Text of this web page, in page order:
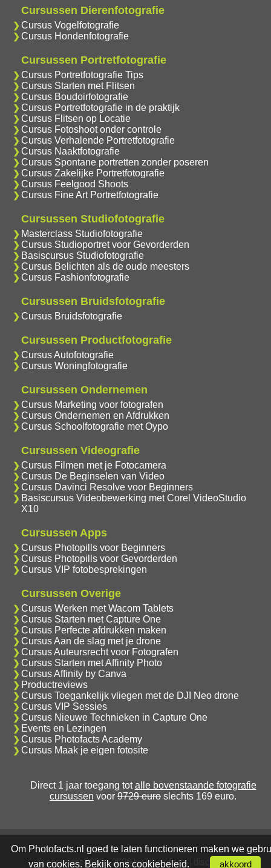
Cursussen Dierenfotografie
Cursus Vogelfotografie
Cursus Hondenfotografie
Cursussen Portretfotografie
Cursus Portretfotografie Tips
Cursus Starten met Flitsen
Cursus Boudoirfotografie
Cursus Portretfotografie in de praktijk
Cursus Flitsen op Locatie
Cursus Fotoshoot onder controle
Cursus Verhalende Portretfotografie
Cursus Naaktfotografie
Cursus Spontane portretten zonder poseren
Cursus Zakelijke Portretfotografie
Cursus Feelgood Shoots
Cursus Fine Art Portretfotografie
Cursussen Studiofotografie
Masterclass Studiofotografie
Cursus Studioportret voor Gevorderden
Basiscursus Studiofotografie
Cursus Belichten als de oude meesters
Cursus Fashionfotografie
Cursussen Bruidsfotografie
Cursus Bruidsfotografie
Cursussen Productfotografie
Cursus Autofotografie
Cursus Woningfotografie
Cursussen Ondernemen
Cursus Marketing voor fotografen
Cursus Ondernemen en Afdrukken
Cursus Schoolfotografie met Oypo
Cursussen Videografie
Cursus Filmen met je Fotocamera
Cursus De Beginselen van Video
Cursus Davinci Resolve voor Beginners
Basiscursus Videobewerking met Corel VideoStudio
X10
Cursussen Apps
Cursus Photopills voor Beginners
Cursus Photopills voor Gevorderden
Cursus VIP fotobesprekingen
Cursussen Overige
Cursus Werken met Wacom Tablets
Cursus Starten met Capture One
Cursus Perfecte afdrukken maken
Cursus Aan de slag met je drone
Cursus Auteursrecht voor Fotografen
Cursus Starten met Affinity Photo
Cursus Affinity by Canva
Productreviews
Cursus Toegankelijk vliegen met de DJI Neo drone
Cursus VIP Sessies
Cursus Nieuwe Technieken in Capture One
Events en Lezingen
Cursus Photofacts Academy
Cursus Maak je eigen fotosite
Direct 1 jaar toegang totalle bovenstaande fotografie
cursussen voor 9729 euro slechts 169 euro.
© copyright 2006 - 2026 by Photofacts disclaimer
Om Photofacts.nl goed te laten functioneren maken we
van cookies. Bekijk ons cookiebeleid. akkoord